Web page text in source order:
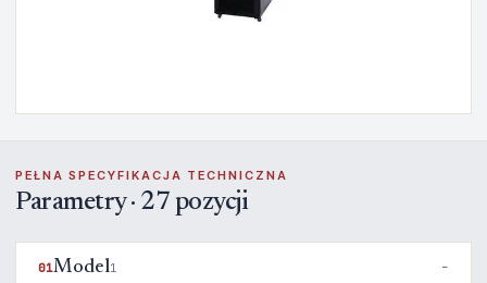
PEŁNA SPECYFIKACJA TECHNICZNA
Parametry · 27 pozycji
01Model1